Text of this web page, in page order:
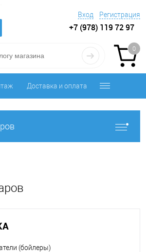
Вход Регистрация
+7 (978) 119 72 97
0
Доставка и оплата
(бойлеры)